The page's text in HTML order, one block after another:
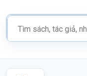
Tìm
kiếm
phẩm